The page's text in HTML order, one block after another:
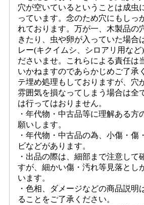
穴が空いているということは成虫
っています。念のため穴にもしっ
れております。万が一、木製品の
きたり、虫や卵が入っていた場合
レー(キクイムシ、シロアリ用など
ださいませ。これらによる責任は
いかねますのであらかじめご了承
テ埋め処理もしておりますが、穴
雰囲気を損なってしまう場合は全
は行ってはおりません。
・年代物・中古品等に理解ある方
願いします。
・年代物・中古品の為、小傷・傷
ビなどがあります。
・出品の際は、細部まで注意して
すが、細かい傷・汚れ等見落とし
います。
・色相、ダメージなどの商品説明
ることをご了承ください。